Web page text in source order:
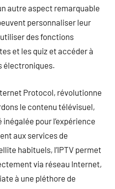
autre aspect remarquable
personnaliser leur
des fonctions
et les quiz et accéder à
électroniques.
Protocol, révolutionne
le contenu télévisuel,
pour l’expérience
aux services de
habituels, l’IPTV permet
via réseau Internet,
à une pléthore de